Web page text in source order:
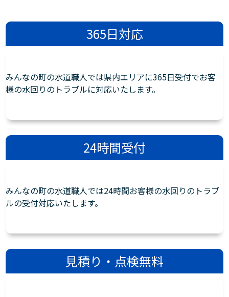
365日対応
みんなの町の水道職人では県内エリアに365日受付でお客
様の水回りのトラブルに対応いたします。
24時間受付
みんなの町の水道職人では24時間お客様の水回りのトラブ
ルの受付対応いたします。
見積り・点検無料